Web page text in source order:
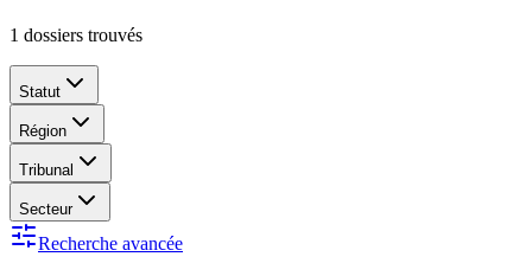
1 dossiers trouvés
Statut
Région
Tribunal
Secteur
Recherche avancée